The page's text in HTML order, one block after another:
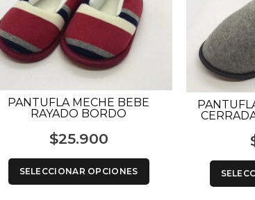
PANTUFLA MECHE BEBE
RAYADO BORDO
$25.900
SELECCIONAR OPCIONES